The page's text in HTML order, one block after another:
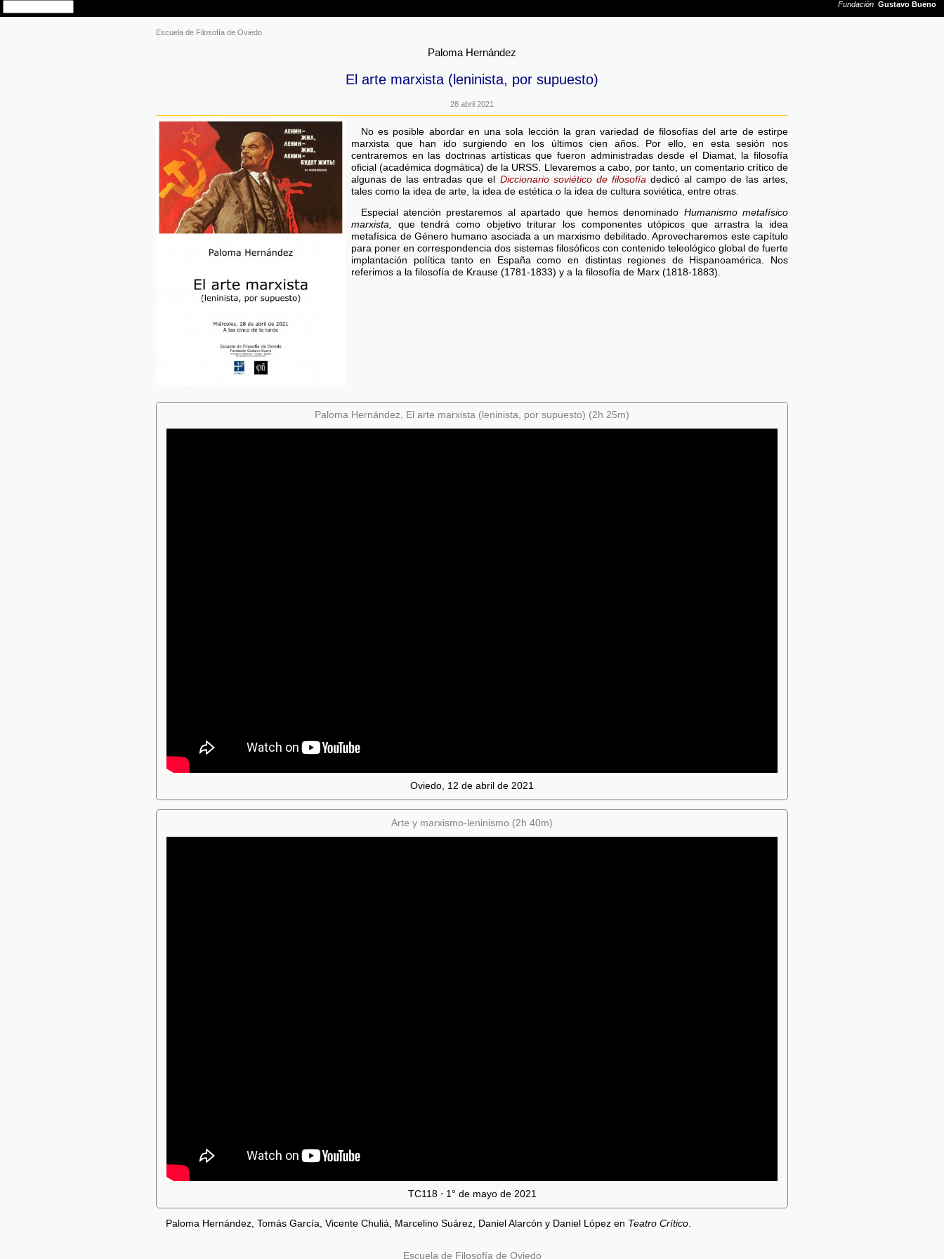
Escuela de Filosofía de Oviedo
Paloma Hernández
El arte marxista (leninista, por supuesto)
28 abril 2021
No es posible abordar en una sola lección la gran variedad de filosofías del arte de estirpe
marxista que han ido surgiendo en los últimos cien años. Por ello, en esta sesión nos
centraremos en las doctrinas artísticas que fueron administradas desde el Diamat, la filosofía
oficial (académica dogmática) de la URSS. Llevaremos a cabo, por tanto, un comentario crítico de
algunas de las entradas que el Diccionario soviético de filosofía dedicó al campo de las artes,
tales como la idea de arte, la idea de estética o la idea de cultura soviética, entre otras.
Especial atención prestaremos al apartado que hemos denominado Humanismo metafísico
marxista, que tendrá como objetivo triturar los componentes utópicos que arrastra la idea
metafísica de Género humano asociada a un marxismo debilitado. Aprovecharemos este capítulo
para poner en correspondencia dos sistemas filosóficos con contenido teleológico global de fuerte
implantación política tanto en España como en distintas regiones de Hispanoamérica. Nos
referimos a la filosofía de Krause (1781-1833) y a la filosofía de Marx (1818-1883).
Paloma Hernández, El arte marxista (leninista, por supuesto) (2h 25m)
Oviedo, 12 de abril de 2021
Arte y marxismo-leninismo (2h 40m)
TC118 ⋅ 1° de mayo de 2021
Paloma Hernández, Tomás García, Vicente Chuliá, Marcelino Suárez, Daniel Alarcón y Daniel López en Teatro Crítico.
Escuela de Filosofía de Oviedo